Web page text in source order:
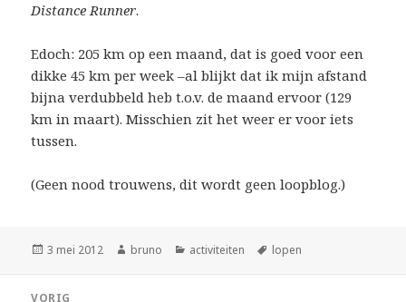
Distance Runner.
Edoch: 205 km op een maand, dat is goed voor een
dikke 45 km per week –al blijkt dat ik mijn afstand
bijna verdubbeld heb t.o.v. de maand ervoor (129
km in maart). Misschien zit het weer er voor iets
tussen.
(Geen nood trouwens, dit wordt geen loopblog.)
Geplaatst
3 mei 2012 Auteur
bruno Categorieën
activiteiten Tags
lopen
VORIG